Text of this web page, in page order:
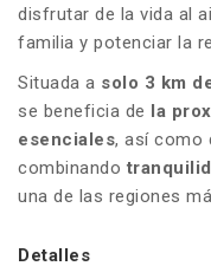
disfrutar de la vida al
familia y potenciar la
Situada a solo 3 km
se beneficia de
la
esenciales, así como
combinando
una de las regiones
Detalles